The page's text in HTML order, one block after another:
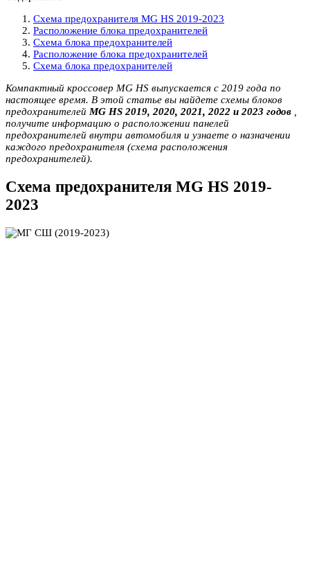
Схема предохранителя MG HS 2019-2023
Расположение блока предохранителей
Схема блока предохранителей
Расположение блока предохранителей
Схема блока предохранителей
Компактный кроссовер MG HS выпускается с 2019 года по
настоящее время. В этой статье вы найдете схемы блоков
предохранителей MG HS 2019, 2020, 2021, 2022 и 2023 годов ,
получите информацию о расположении панелей
предохранителей внутри автомобиля и узнаете о назначении
каждого предохранителя (схема расположения
предохранителей).
Схема предохранителя MG HS 2019-
2023